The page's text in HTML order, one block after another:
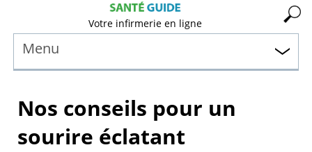
Votre infirmerie en ligne
Menu
Nos conseils pour un
sourire éclatant